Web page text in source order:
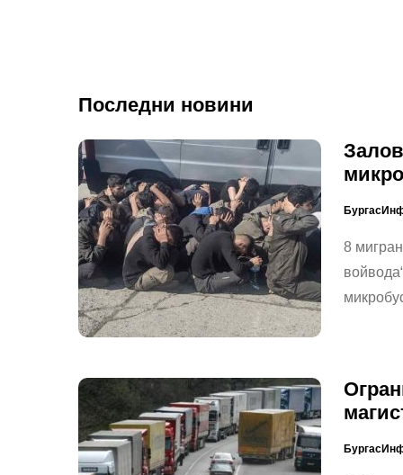
Последни новини
8